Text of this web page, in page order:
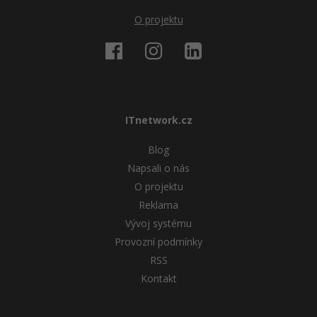
Kybernetická bezpečnost
O projektu
ITnetwork.cz
Blog
Napsali o nás
O projektu
Reklama
Vývoj systému
Provozní podmínky
RSS
Kontakt